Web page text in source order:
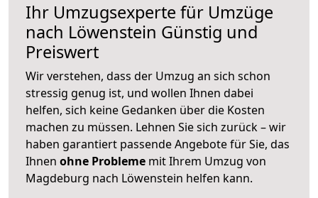
Ihr Umzugsexperte für Umzüge
nach Löwenstein Günstig und
Preiswert
Wir verstehen, dass der Umzug an sich schon
stressig genug ist, und wollen Ihnen dabei
helfen, sich keine Gedanken über die Kosten
machen zu müssen. Lehnen Sie sich zurück – wir
haben garantiert passende Angebote für Sie, das
Ihnen ohne Probleme mit Ihrem Umzug von
Magdeburg nach Löwenstein helfen kann.